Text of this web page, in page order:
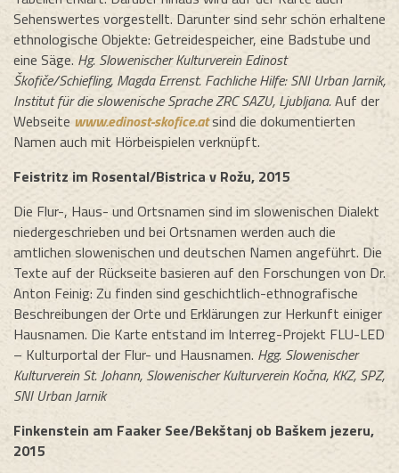
Sehenswertes vorgestellt. Darunter sind sehr schön erhaltene
ethnologische Objekte: Getreidespeicher, eine Badstube und
eine Säge. Hg. Slowenischer Kulturverein Edinost
Škofiče/Schiefling, Magda Errenst. Fachliche Hilfe: SNI Urban Jarnik,
Institut für die slowenische Sprache ZRC SAZU, Ljubljana.Auf der
Webseite www.edinost-skofice.atsind die dokumentierten
Namen auch mit Hörbeispielen verknüpft.
Feistritz im Rosental/Bistrica v Rožu, 2015
Die Flur-, Haus- und Ortsnamen sind im slowenischen Dialekt
niedergeschrieben und bei Ortsnamen werden auch die
amtlichen slowenischen und deutschen Namen angeführt. Die
Texte auf der Rückseite basieren auf den Forschungen von Dr.
Anton Feinig: Zu finden sind geschichtlich-ethnografische
Beschreibungen der Orte und Erklärungen zur Herkunft einiger
Hausnamen. Die Karte entstand im Interreg-Projekt FLU-LED
– Kulturportal der Flur- und Hausnamen. Hgg. Slowenischer
Kulturverein St. Johann, Slowenischer Kulturverein Kočna, KKZ, SPZ,
SNI Urban Jarnik
Finkenstein am Faaker See/Bekštanj ob Baškem jezeru,
2015